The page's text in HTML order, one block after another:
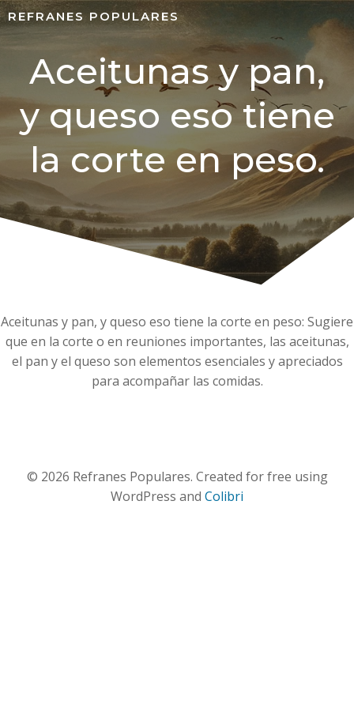
REFRANES POPULARES
Aceitunas y pan,
y queso eso tiene
la corte en peso.
Aceitunas y pan, y queso eso tiene la corte en peso: Sugiere
que en la corte o en reuniones importantes, las aceitunas,
el pan y el queso son elementos esenciales y apreciados
para acompañar las comidas.
© 2026 Refranes Populares. Created for free using
WordPress and Colibri